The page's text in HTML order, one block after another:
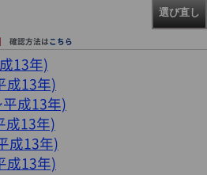
選び直し
確認方法はこちら
13年)
成13年)
成13年)
成13年)
成13年)
成13年)